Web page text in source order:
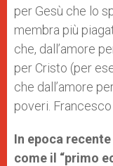
per Gesù che lo
membra più
che, dall’amore
per Cristo (per
che dall’amore
poveri.
In epoca
come il “primo